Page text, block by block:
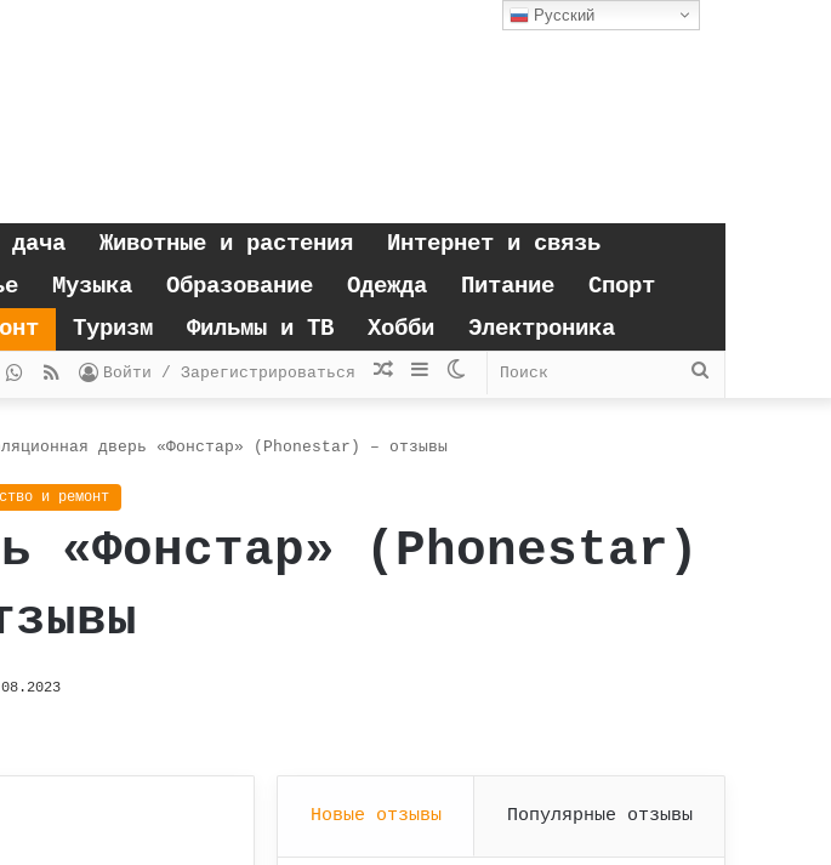
дача Животные и растения
Интернет и связь
Музыка Образование Одежда Питание
Спорт
Туризм Фильмы и ТВ Хобби Электроника
Поиск
Switch
Sidebar
Случайная
Войти / Зарегистрироваться
RSS
WhatsApp
дверь «Фонстар» (Phonestar) – отзывы
и ремонт
«Фонстар» (Phonestar)
Новые отзывы Популярные отзывы
Русский